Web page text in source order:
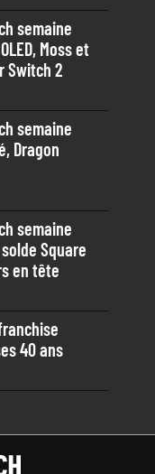
semaine
Moss et
Switch 2
semaine
Dragon
semaine
Square
en tête
40 ans